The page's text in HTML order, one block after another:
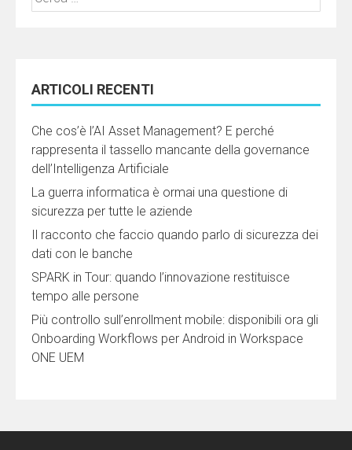
per:
ARTICOLI RECENTI
Che cos’è l’AI Asset Management? E perché
rappresenta il tassello mancante della governance
dell’Intelligenza Artificiale
La guerra informatica è ormai una questione di
sicurezza per tutte le aziende
Il racconto che faccio quando parlo di sicurezza dei
dati con le banche
SPARK in Tour: quando l’innovazione restituisce
tempo alle persone
Più controllo sull’enrollment mobile: disponibili ora gli
Onboarding Workflows per Android in Workspace
ONE UEM